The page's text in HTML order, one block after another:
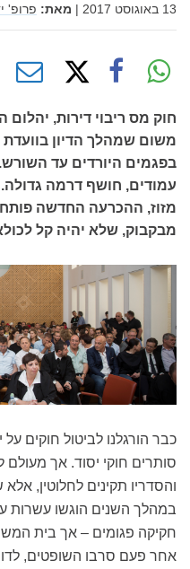
13 באוגוסט 2017 | מאת: פרופ'
חוק מס ריבוי דירות,
משום שמהלך הדיון
עמודים, חושף דרמה
מזוז, ההכרעה החדשה
מבקבוק, שלא יהיה קל
כבר הורגלנו לביטול חוקים
סותרים חוקי יסוד. אך מעולם
והסדריו תקינים לחלוטין,
במהלך השנים הוגשו עשרות
חקיקה פגומים – אך בית
אחר פעם סרבו השופטים,